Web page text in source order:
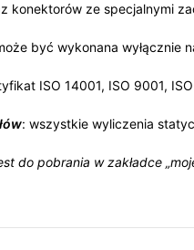
konektorów ze specjalnymi
być wykonana wyłącznie
ISO 14001, ISO 9001,
: wszystkie wyliczenia
do pobrania w zakładce